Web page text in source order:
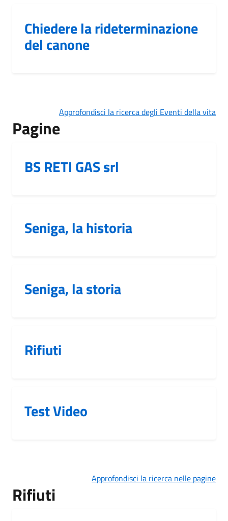
Chiedere la rideterminazione
del canone
Approfondisci la ricerca degli Eventi della vita
Pagine
BS RETI GAS srl
Seniga, la historia
Seniga, la storia
Rifiuti
Test Video
Approfondisci la ricerca nelle pagine
Rifiuti